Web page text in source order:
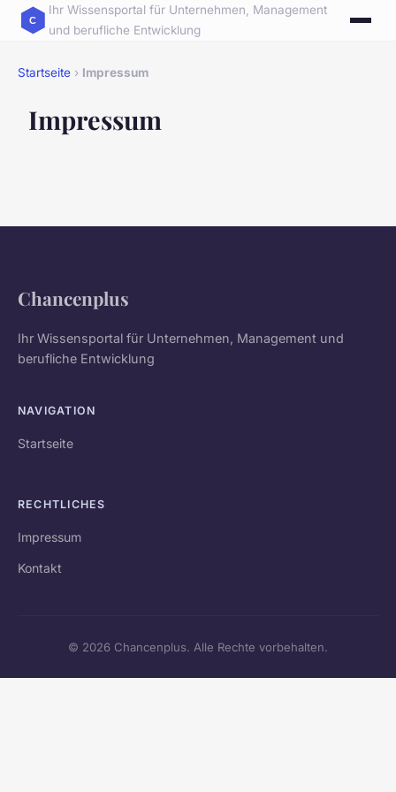
Ihr Wissensportal für Unternehmen, Management
und berufliche Entwicklung
Startseite › Impressum
Impressum
Chancenplus
Ihr Wissensportal für Unternehmen, Management und
berufliche Entwicklung
NAVIGATION
Startseite
RECHTLICHES
Impressum
Kontakt
© 2026 Chancenplus. Alle Rechte vorbehalten.